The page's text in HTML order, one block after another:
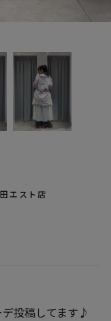
エスト店
投稿してます♪